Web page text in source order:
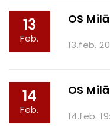
13
Feb.
OS
13.feb.
14
Feb.
OS
14.feb.